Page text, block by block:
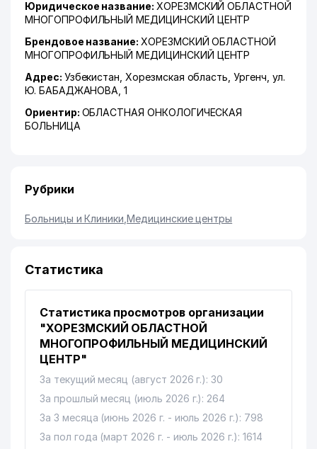
Юридическое название: ХОРЕЗМСКИЙ ОБЛАСТНОЙ
МНОГОПРОФИЛЬНЫЙ МЕДИЦИНСКИЙ ЦЕНТР
Брендовое название: ХОРЕЗМСКИЙ ОБЛАСТНОЙ
МНОГОПРОФИЛЬНЫЙ МЕДИЦИНСКИЙ ЦЕНТР
Адрес: Узбекистан,Хорезмская область ,Ургенч ул.
Ю. БАБАДЖАНОВА , 1
Ориентир: ОБЛАСТНАЯ ОНКОЛОГИЧЕСКАЯ
БОЛЬНИЦА
Рубрики
Больницы и Клиники ,Медицинские центры
Статистика
Статистика просмотров организации
"ХОРЕЗМСКИЙ ОБЛАСТНОЙ
МНОГОПРОФИЛЬНЫЙ МЕДИЦИНСКИЙ
ЦЕНТР"
За текущий месяц (август 2026 г.): 30
За прошлый месяц (июль 2026 г.): 264
За 3 месяца (июнь 2026 г. - июль 2026 г.): 798
За пол года (март 2026 г. - июль 2026 г.): 1614